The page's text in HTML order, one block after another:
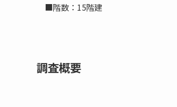
■階数：15階建
調査概要